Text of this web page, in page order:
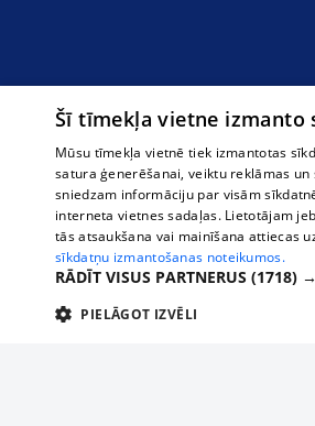
Šī tīmekļa vietne izmanto
Mūsu tīmekļa vietnē tiek izmantotas
satura ģenerēšanai, veiktu reklāmas
sniedzam informāciju par visām
interneta vietnes sadaļas. Lietotājam
tās atsaukšana vai mainīšana attiecas
sīkdatņu izmantošanas noteikumos.
RĀDĪT VISUS PARTNERUS (1718) →
PIELĀGOT IZVĒLI